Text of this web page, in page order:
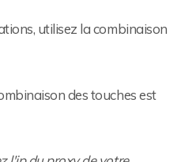
utilisez la combinaison
des touches est